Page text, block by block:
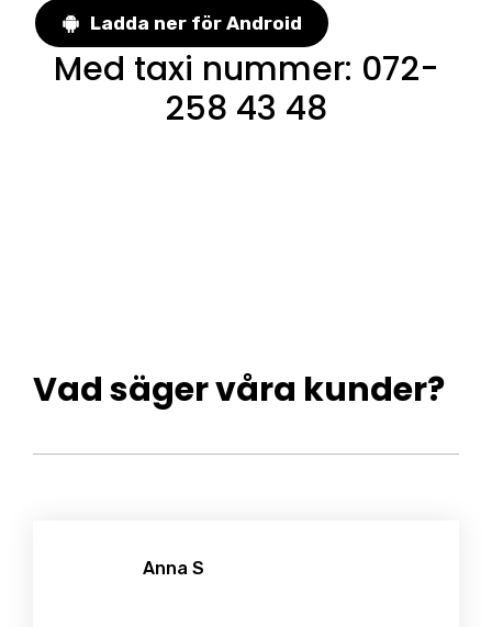
Ladda ner för Android
Med taxi nummer: 072-
258 43 48
Vad säger våra kunder?
Anna S